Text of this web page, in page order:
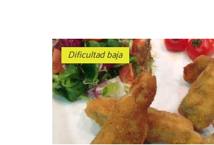
Dificultad baja